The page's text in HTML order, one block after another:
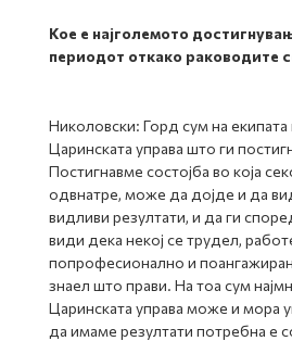
Кое е најголемото
периодот откако раководите
Николовски: Горд сум на екипата
Царинската управа што ги
Постигнавме состојба во која
одвнатре, може да дојде и да
видливи резултати, и да ги
види дека некој се трудел,
попрофесионално и
знаел што прави. На тоа сум
Царинската управа може и мора
да имаме резултати потребна е